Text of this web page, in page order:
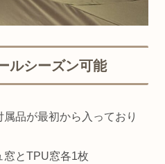
ルシーズン可能
品が最初から入っており
窓とTPU窓各1枚